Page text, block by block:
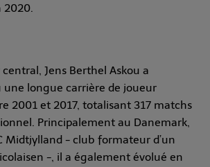
2020.
Jens Berthel Askou a
longue carrière de joueur
2001 et 2017, totalisant 317 matchs
Principalement au Danemark,
Midtjylland - club formateur d’un
-, il a également évolué en